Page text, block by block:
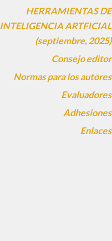
HERRAMIENTAS DE
INTELIGENCIA ARTFICIAL
(septiembre, 2025)
Consejo editor
Normas para los autores
Evaluadores
Adhesiones
Enlaces